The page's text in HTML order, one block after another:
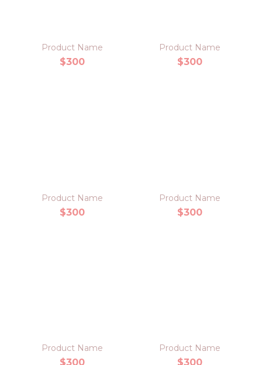
Product Name
$300
Product Name
$300
Product Name
$300
Product Name
$300
Product Name
$300
Product Name
$300